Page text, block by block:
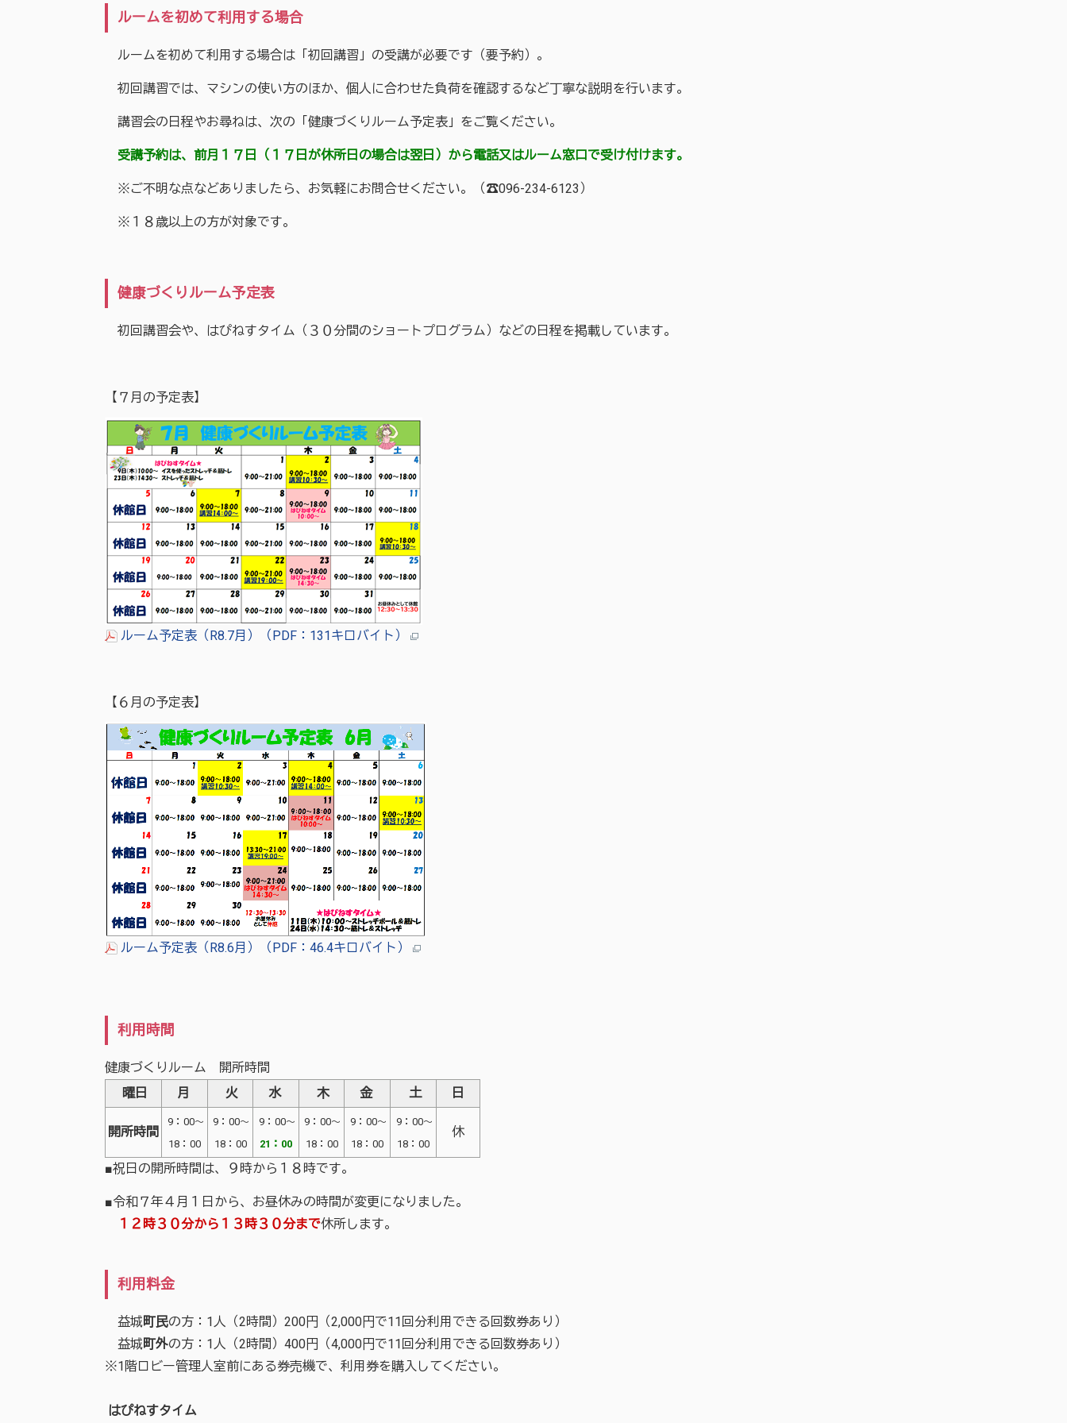
ルームを初めて利用する場合
ルームを初めて利用する場合は「初回講習」の受講が必要です（要予約）。
初回講習では、マシンの使い方のほか、個人に合わせた負荷を確認するなど丁寧な説明を行います。
講習会の日程やお尋ねは、次の「健康づくりルーム予定表」をご覧ください。
受講予約は、前月１７日（１７日が休所日の場合は翌日）から電話又はルーム窓口で受け付けます。
※ご不明な点などありましたら、お気軽にお問合せください。（☎096-234-6123）
※１８歳以上の方が対象です。
健康づくりルーム予定表
初回講習会や、はぴねすタイム（３０分間のショートプログラム）などの日程を掲載しています。
【７月の予定表】
ルーム予定表（R8.7月）（PDF：131キロバイト）
【６月の予定表】
ルーム予定表（R8.6月）（PDF：46.4キロバイト）
利用時間
健康づくりルーム 開所時間
曜日
月 火 水 木 金 土 日
開所時間
9：00～
18：00
9：00～
18：00
9：00～
21：00
9：00～
18：00
9：00～
18：00
9：00～
18：00
休
■祝日の開所時間は、９時から１８時です。
■令和７年４月１日から、お昼休みの時間が変更になりました。
１２時３０分から１３時３０分まで休所します。
利用料金
益城町民の方：1人（2時間）200円（2,000円で11回分利用できる回数券あり）
益城町外の方：1人（2時間）400円（4,000円で11回分利用できる回数券あり）
※1階ロビー管理人室前にある券売機で、利用券を購入してください。
はぴねすタイム